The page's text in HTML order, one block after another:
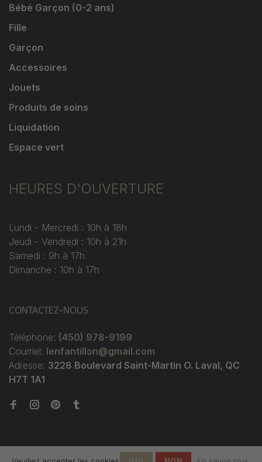
Bébé Garçon (0-2 ans)
Fille
Garçon
Accessoires
Jouets
Produits de soins
Liquidation
Espace vert
HEURES D'OUVERTURE
Lundi - Mercredi : 10h à 18h
Jeudi - Vendredi : 10h à 21h
Samedi : 9h à 17h
Dimanche : 10h à 17h
CONTACTEZ-NOUS
Téléphone: (450) 978-9199
Courriel: lenfantillon@gmail.com
Adresse: 3228 Boulevard Saint-Martin O. Laval, QC
H7T 1A1